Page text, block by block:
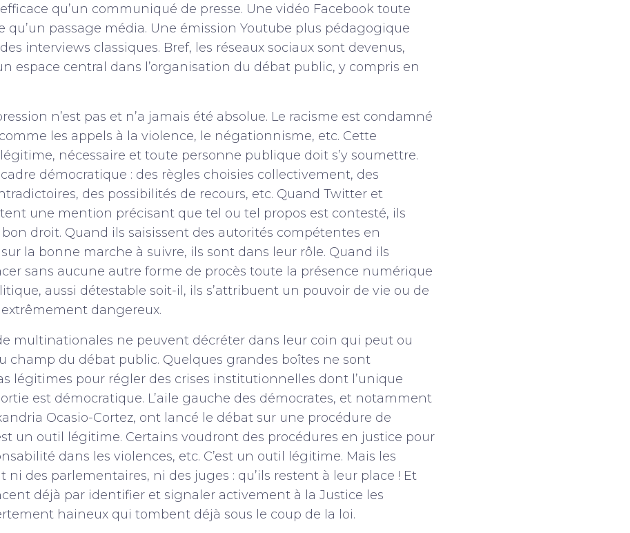
qu’un communiqué de presse. Une vidéo Facebook toute
qu’un passage média. Une émission Youtube plus pédagogique
interviews classiques. Bref, les réseaux sociaux sont devenus,
espace central dans l’organisation du débat public, y compris en
n’est pas et n’a jamais été absolue. Le racisme est condamné
les appels à la violence, le négationnisme, etc. Cette
nécessaire et toute personne publique doit s’y soumettre.
démocratique : des règles choisies collectivement, des
des possibilités de recours, etc. Quand Twitter et
une mention précisant que tel ou tel propos est contesté, ils
droit. Quand ils saisissent des autorités compétentes en
la bonne marche à suivre, ils sont dans leur rôle. Quand ils
sans aucune autre forme de procès toute la présence numérique
aussi détestable soit-il, ils s’attribuent un pouvoir de vie ou de
dangereux.
multinationales ne peuvent décréter dans leur coin qui peut ou
champ du débat public. Quelques grandes boîtes ne sont
légitimes pour régler des crises institutionnelles dont l’unique
est démocratique. L’aile gauche des démocrates, et notamment
Ocasio-Cortez, ont lancé le débat sur une procédure de
un outil légitime. Certains voudront des procédures en justice pour
dans les violences, etc. C’est un outil légitime. Mais les
ni des parlementaires, ni des juges : qu’ils restent à leur place ! Et
déjà par identifier et signaler activement à la Justice les
haineux qui tombent déjà sous le coup de la loi.